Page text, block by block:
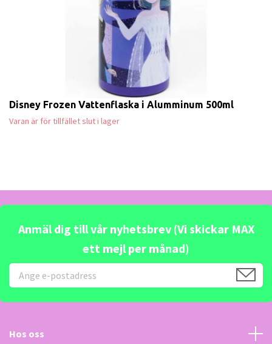
Disney Frozen Vattenflaska i Alumminum 500ml
Varan är för tillfället slut i lager
Anmäl dig till vår nyhetsbrev (Vi skickar MAX
ett mejl per månad)
Hos oss